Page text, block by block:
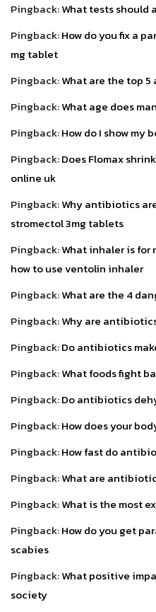
Pingback:What tests should
Pingback:How do you fix a
mg tablet
Pingback:What are the top
Pingback:What age does
Pingback:How do I show my
Pingback:Does Flomax
online uk
Pingback:Why antibiotics
stromectol 3mg tablets
Pingback:What inhaler is for
how to use ventolin inhaler
Pingback:What are the 4
Pingback:Why are
Pingback:Do antibiotics
Pingback:What foods fight
Pingback:Do antibiotics
Pingback:How does your
Pingback:How fast do
Pingback:What are
Pingback:What is the most
Pingback:How do you get
scabies
Pingback:What positive
society